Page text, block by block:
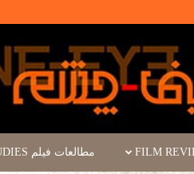
مطالعات فیلم FILM STUDIES